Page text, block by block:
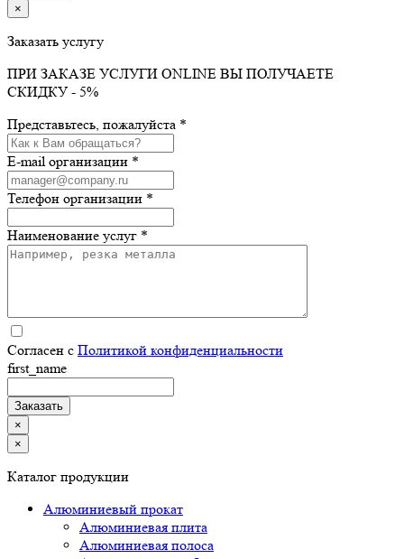
×
Заказать услугу
ПРИ ЗАКАЗЕ УСЛУГИ ONLINE ВЫ ПОЛУЧАЕТЕ
СКИДКУ - 5%
Представьтесь, пожалуйста *
E-mail организации *
Телефон организации *
Наименование услуг *
Согласен с Политикой конфиденциальности
first_name
×
×
Каталог продукции
Алюминиевый прокат
Алюминиевая плита
Алюминиевая полоса